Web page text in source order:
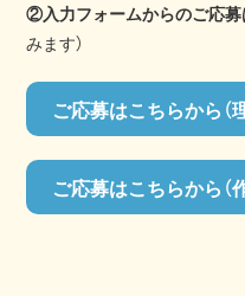
②入力フォームからのご応募
みます）
ご応募はこちらから（
ご応募はこちらから（